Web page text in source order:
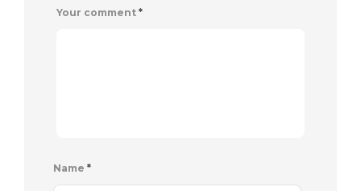
Your comment *
Name *